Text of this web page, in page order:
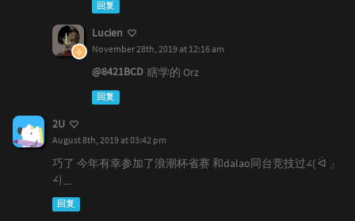
回复
Lucien
November 28th, 2019 at 12:16 am
@8421BCD 瞎学的 Orz
回复
2U
August 8th, 2019 at 03:42 pm
巧了 今年有幸参加了浪潮杯省赛 和dalao同台竞技过∠( ᐛ 」
∠)＿
回复